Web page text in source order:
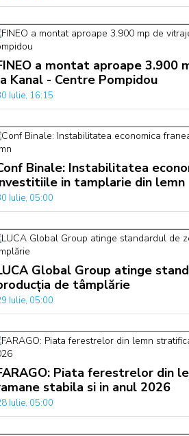
a montat aproape 3.900
Kanal - Centre Pompidou
Iulie, 16:15
Binale: Instabilitatea
in tamplarie din lemn
Iulie, 05:00
Global Group atinge
de tâmplărie
Iulie, 05:00
Piata ferestrelor din
stabila si in anul 2026
Iulie, 05:00